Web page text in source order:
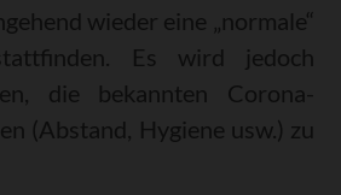
wieder eine „normale“
Es wird jedoch
die bekannten Corona-
(Abstand, Hygiene usw.) zu